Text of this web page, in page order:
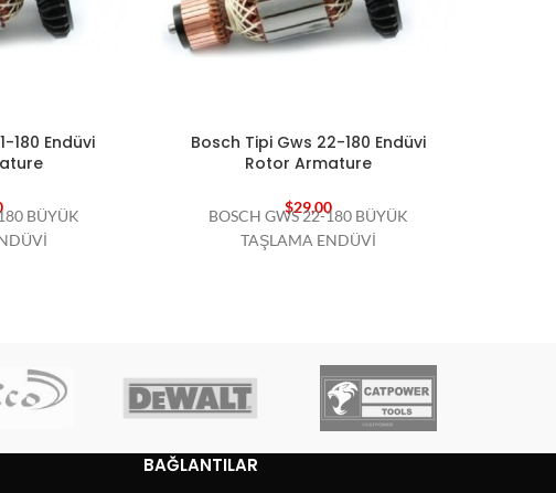
180 Endüvi
BÜYÜK
Bosch Tipi Gws 22-180 Endüvi
Rotor Armature
$29,00
BOSCH GWS 22-180 BÜYÜK
TAŞLAMA ENDÜVİ
BAĞLANTILAR